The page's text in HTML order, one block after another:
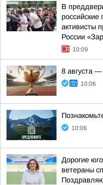
В
активисты
России
10:09
8 августа
10:06
10:06
Дорогие
ветераны